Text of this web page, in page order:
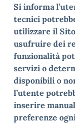
Si informa
tecnici
utilizzare il
usufruire dei
funzionalità
servizi o
disponibili o
l’utente
inserire
preferenze